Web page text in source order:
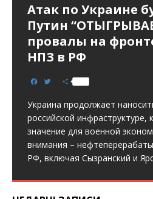
Атак по Украине
Путин
провалы на
НПЗ в РФ
e
b
o
o
k
t
t
e
r
S
h
r
e
Украина продолжает
российской инфраструктуре,
значение для военной
внимания –
РФ, включая Сызранский и